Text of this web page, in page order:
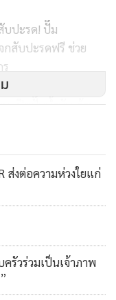
บปะรด! ปั๊ม
กสับปะรดฟรี ช่วย
.เปิดปั๊มน้ำมัน-ร้าน
ส่งต่อความห่วงใยแก่
รัวร่วมเป็นเจ้าภาพ